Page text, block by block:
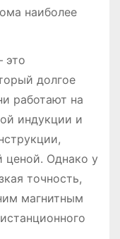
наиболее
это
долгое
работают на
индукции и
ценой. Однако у
точность,
магнитным